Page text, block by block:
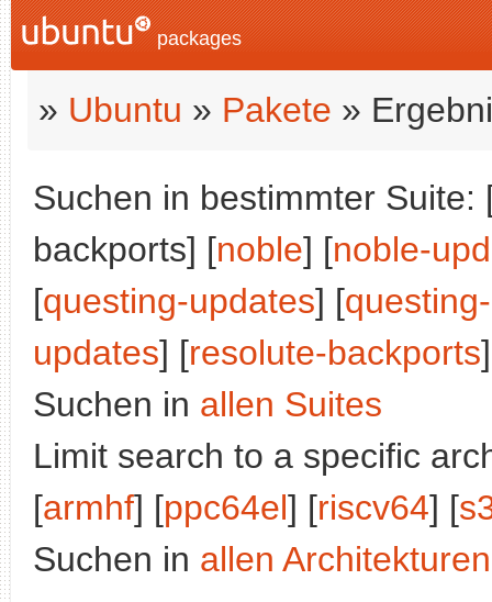
packages
» Ubuntu » Pakete »
Suchen in bestimmter Suite:
backports] [noble] [noble-
[questing-updates] [
updates] [resolute-backports
Suchen in allen Suites
Limit search to a specific
[armhf] [ppc64el] [riscv64] [
Suchen in allen Architekturen